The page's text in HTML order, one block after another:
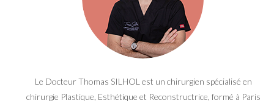
Le Docteur Thomas SILHOL est un chirurgien spécialisé en
chirurgie Plastique, Esthétique et Reconstructrice, formé à Paris